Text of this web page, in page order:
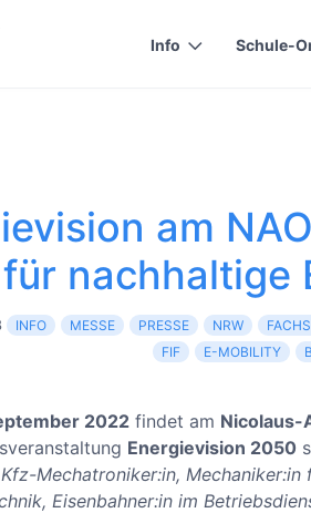
Info Schule-
am
für nachhaltige
INFO MESSE PRESSE NRW
FIF
E-MOBILITY
2022 findet am
Energievision 2050
Kfz-Mechatroniker:in, Mechaniker:in
Eisenbahner:in im